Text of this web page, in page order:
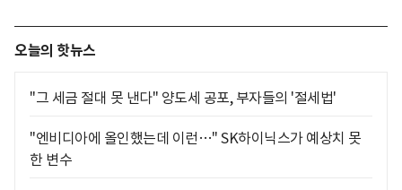
오늘의 핫뉴스
"그 세금 절대 못 낸다" 양도세 공포, 부자들의 '절세법'
"엔비디아에 올인했는데 이런…" SK하이닉스가 예상치 못
한 변수